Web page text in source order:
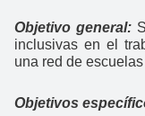
Objetivo general:
inclusivas en el
una red de
Objetivos